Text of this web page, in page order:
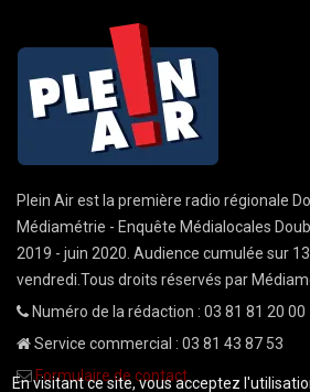
Plein Air est la première radio régionale
Médiamétrie - Enquête Médialocales
2019 - juin 2020. Audience cumulée sur
vendredi.Tous droits réservés par
Numéro de la rédaction : 03 81 81 20 00
Service commercial : 03 81 43 87 53
Formulaire de contact
En visitant ce site, vous acceptez